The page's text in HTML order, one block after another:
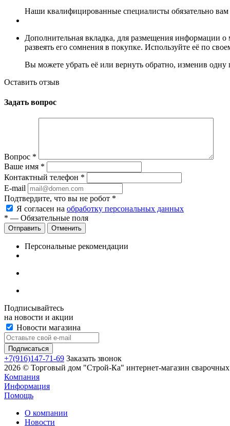
Наши квалифицированные специалисты обязательно вам
Дополнительная вкладка, для размещения информации
развеять его сомнения в покупке. Используйте её по
Вы можете убрать её или вернуть обратно, изменив
Оставить отзыв
Задать вопрос
Вопрос *
Ваше имя *
Контактный телефон *
E-mail
Подтвердите, что вы не робот *
Я согласен на обработку персональных данных
* — Обязательные поля
Отменить
Персональные рекомендации
Подписывайтесь
на новости и акции
Новости магазина
+7(916)147-71-69 Заказать звонок
2026 © Торговый дом "Строй-Ка" интернет-магазин сварочных
Компания
Информация
Помощь
О компании
Новости